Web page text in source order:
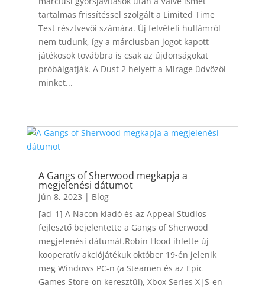
tartalmas frissítéssel szolgált a Limited Time
Test résztvevői számára. Új felvételi hullámról
nem tudunk, így a márciusban jogot kapott
játékosok továbbra is csak az újdonságokat
próbálgatják. A Dust 2 helyett a Mirage üdvözöl
minket...
A Gangs of Sherwood megkapja a
megjelenési dátumot
jún 8, 2023 | Blog
[ad_1] A Nacon kiadó és az Appeal Studios
fejlesztő bejelentette a Gangs of Sherwood
megjelenési dátumát.Robin Hood ihlette új
kooperatív akciójátékuk október 19-én jelenik
meg Windows PC-n (a Steamen és az Epic
Games Store-on keresztül), Xbox Series X|S-en